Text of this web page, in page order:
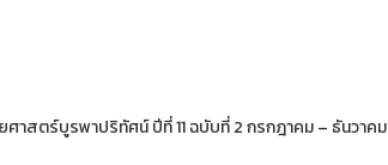
าสตร์บูรพาปริทัศน์ ปีที่ 11 ฉบับที่ 2 กรกฎาคม – ธันวาคม